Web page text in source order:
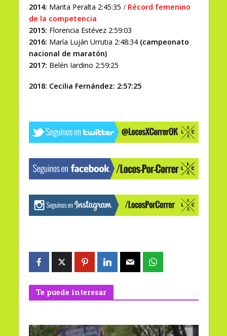
2014: Marita Peralta 2:45:35 / Récord femenino
de la competencia
2015: Florencia Estévez 2:59:03
2016: María Luján Urrutia 2:48:34 (campeonato
nacional de maratón)
2017: Belén Iardino 2:59:25
2018: Cecilia Fernández: 2:57:25
Te puede interesar